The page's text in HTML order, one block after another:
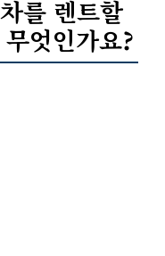
를 렌트할
엇인가요?